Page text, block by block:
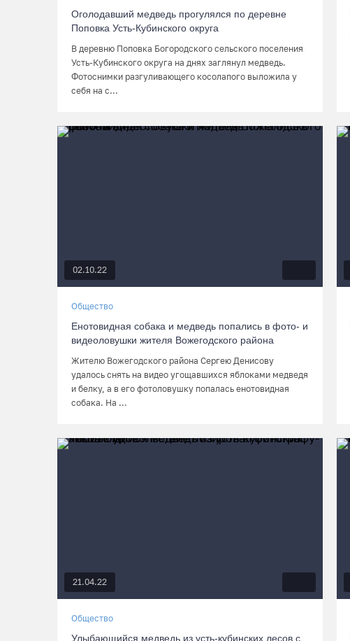
Оголодавший медведь прогулялся по деревне
Поповка Усть-Кубинского округа
В деревню Поповка Богородского сельского поселения
Усть-Кубинского округа на днях заглянул медведь.
Фотоснимки разгуливающего косолапого выложила у
себя на с...
02.10.22
Общество
Енотовидная собака и медведь попались в фото- и
видеоловушки жителя Вожегодского района
Жителю Вожегодского района Сергею Денисову
удалось снять на видео угощавшихся яблоками медведя
и белку, а в его фотоловушку попалась енотовидная
собака. На ...
21.04.22
Общество
Улыбающийся медведь из усть-кубинских лесов с